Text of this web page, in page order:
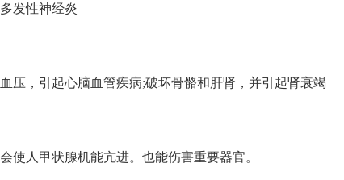
发性神经炎
压，引起心脑血管疾病;破坏骨骼和肝肾，并引起肾衰竭
使人甲状腺机能亢进。也能伤害重要器官。